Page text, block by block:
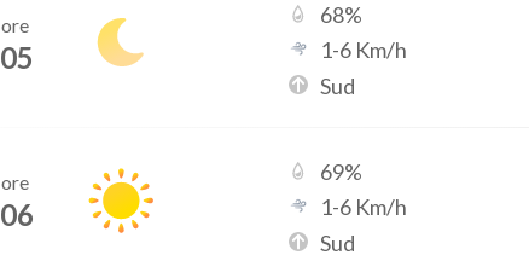
ore
05
68%
1-6 Km/h
Sud
ore
06
69%
1-6 Km/h
Sud